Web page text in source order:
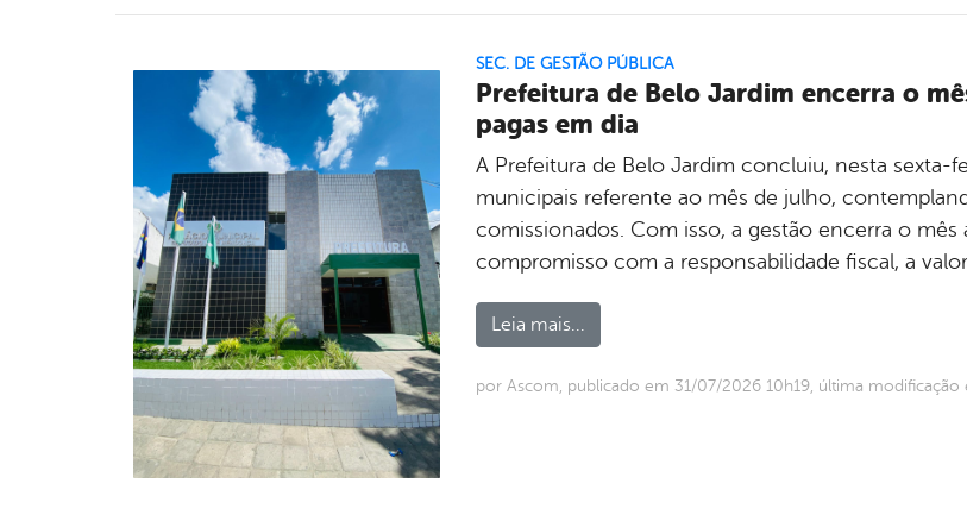
SEC. DE GESTÃO PÚBLICA
Prefeitura de Belo Jardim encerra o
pagas em dia
A Prefeitura de Belo Jardim concluiu, nesta sexta-
municipais referente ao mês de julho,
comissionados. Com isso, a gestão encerra o mês
compromisso com a responsabilidade fiscal, a
Leia mais...
por Ascom, publicado em 31/07/2026 10h19, última modificação